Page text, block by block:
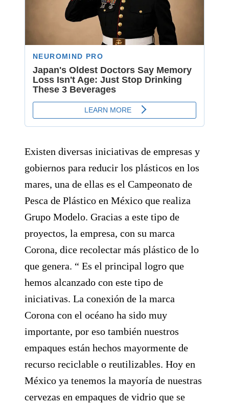
Existen diversas iniciativas de empresas y
gobiernos para reducir los plásticos en los
mares, una de ellas es el Campeonato de
Pesca de Plástico en México que realiza
Grupo Modelo. Gracias a este tipo de
proyectos, la empresa, con su marca
Corona, dice recolectar más plástico de lo
que genera. “ Es el principal logro que
hemos alcanzado con este tipo de
iniciativas. La conexión de la marca
Corona con el océano ha sido muy
importante, por eso también nuestros
empaques están hechos mayormente de
recurso reciclable o reutilizables. Hoy en
México ya tenemos la mayoría de nuestras
cervezas en empaques de vidrio que se